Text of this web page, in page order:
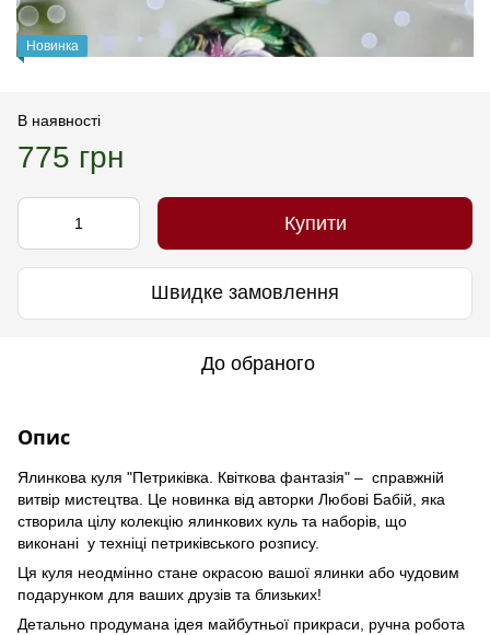
Новинка
В наявності
775 грн
Купити
Швидке замовлення
До обраного
Опис
Ялинкова куля "Петриківка. Квіткова фантазія" – справжній
витвір мистецтва. Це новинка від авторки Любові Бабій, яка
створила цілу колекцію ялинкових куль та наборів, що
виконані у техніці петриківського розпису.
Ця куля неодмінно стане окрасою вашої ялинки або чудовим
подарунком для ваших друзів та близьких!
Детально продумана ідея майбутньої прикраси, ручна робота